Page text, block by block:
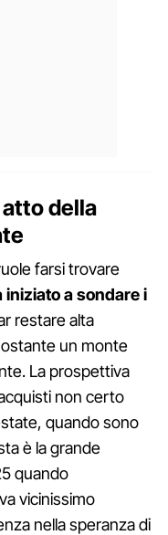
della
farsi trovare
iniziato a sondare i
restare alta
un monte
La prospettiva
non certo
quando sono
è la grande
quando
vicinissimo
nella speranza di